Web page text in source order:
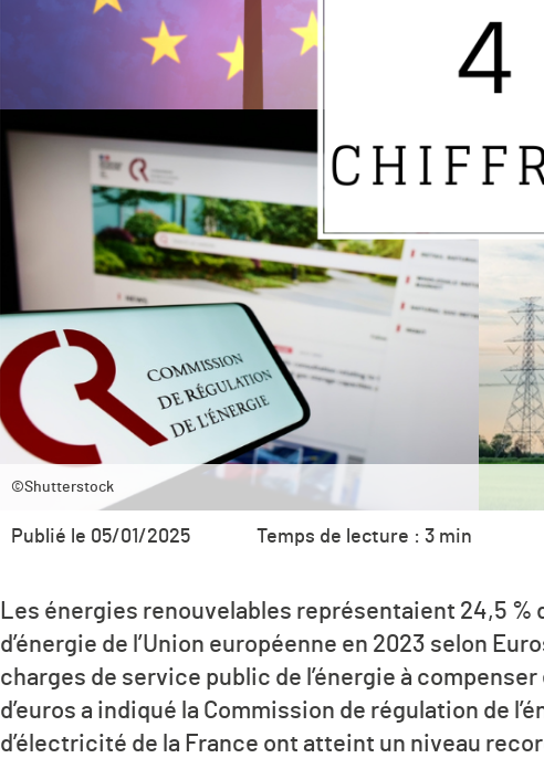
©Shutterstock
Publié le 05/01/2025 Temps de lecture : 3 min
Les énergies renouvelables représentaient 24,5 %
d’énergie de l’Union européenne en 2023 selon
charges de service public de l’énergie à
d’euros a indiqué la Commission de régulation de
d’électricité de la France ont atteint un niveau